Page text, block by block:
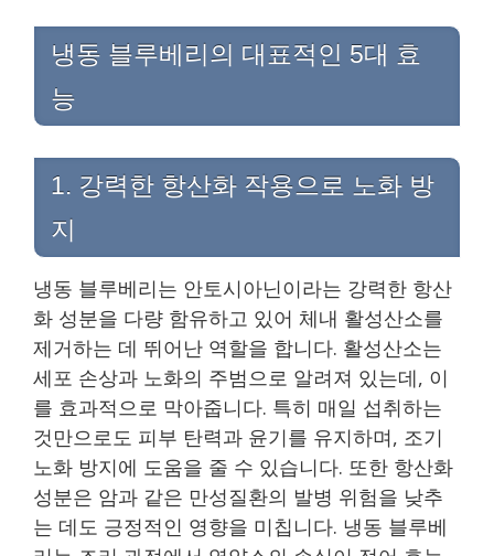
냉동 블루베리의 대표적인 5대 효
능
1. 강력한 항산화 작용으로 노화 방
지
냉동 블루베리는 안토시아닌이라는 강력한 항산
화 성분을 다량 함유하고 있어 체내 활성산소를
제거하는 데 뛰어난 역할을 합니다. 활성산소는
세포 손상과 노화의 주범으로 알려져 있는데, 이
를 효과적으로 막아줍니다. 특히 매일 섭취하는
것만으로도 피부 탄력과 윤기를 유지하며, 조기
노화 방지에 도움을 줄 수 있습니다. 또한 항산화
성분은 암과 같은 만성질환의 발병 위험을 낮추
는 데도 긍정적인 영향을 미칩니다. 냉동 블루베